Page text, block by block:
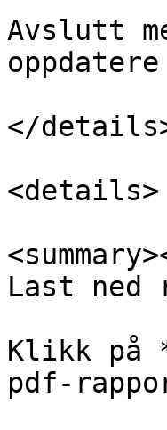
Avslutt
</
<details>
Last ned
Klikk på
pdf-